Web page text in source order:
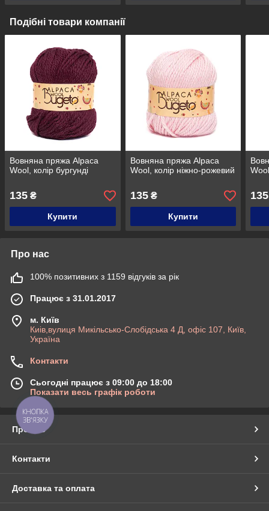
Подібні товари компанії
Вовняна пряжа Alpaca
Wool, колір бургунді
135 ₴
Купити
Вовняна пряжа Alpaca
Wool, колір ніжно-рожевий
135₴
Купити
135
Про нас
100% позитивних з 1159 відгуків за рік
Працює з 31.01.2017
м. Київ
Киів,вулиця Микільсько-Слобідська 4 Д, офіс 107, Київ,
Україна
Контакти
Сьогодні працює з 09:00 до 18:00
Показати весь графік роботи
Про нас
Контакти
Доставка та оплата
КНОПКА
ЗВ'ЯЗКУ